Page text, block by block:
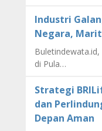
Industri
Negara,
di Pula…
Strategi
dan
Depan Aman